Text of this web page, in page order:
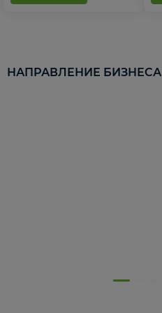
НАПРАВЛЕНИЕ БИЗНЕСА